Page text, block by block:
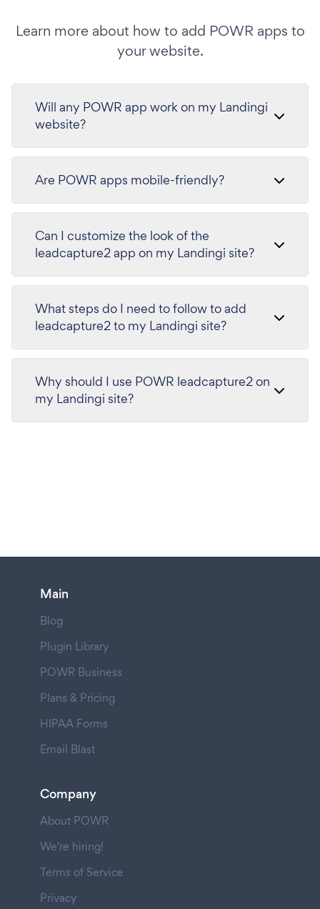
Learn more about how to add POWR apps to
your website.
Will any POWR app work on my Landingi
website?
Are POWR apps mobile-friendly?
Can I customize the look of the
leadcapture2 app on my Landingi site?
What steps do I need to follow to add
leadcapture2 to my Landingi site?
Why should I use POWR leadcapture2 on
my Landingi site?
Main
Blog
Plugin Library
POWR Business
Plans & Pricing
HIPAA Forms
Email Blast
Company
About POWR
We're hiring!
Terms of Service
Privacy